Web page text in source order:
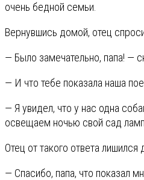
очень бедной семьи.
Вернувшись домой, отец
— Было замечательно, папа! —
— И что тебе показала наша
— Я увидел, что у нас одна
освещаем ночью свой сад
Отец от такого ответа
— Спасибо, папа, что показал